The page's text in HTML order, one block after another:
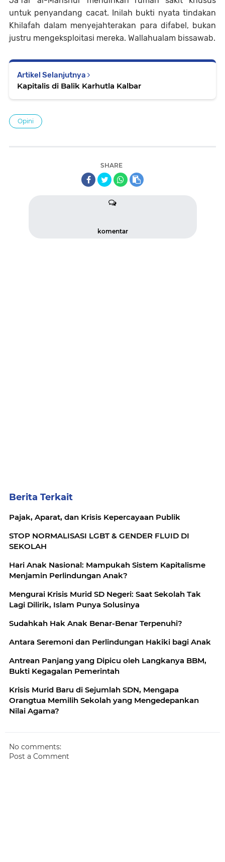
untuk penyandang cacat. Inilah bukti nyata tindakan
Khilafah dalam menyejahterakan para difabel, bukan
justru mengeksploitasi mereka. Wallahualam bissawab.
Artikel Selanjutnya
Kapitalis di Balik Karhutla Kalbar
Opini
SHARE
komentar
Berita Terkait
Pajak, Aparat, dan Krisis Kepercayaan Publik
STOP NORMALISASI LGBT & GENDER FLUID DI
SEKOLAH
Hari Anak Nasional: Mampukah Sistem Kapitalisme
Menjamin Perlindungan Anak?
Mengurai Krisis Murid SD Negeri: Saat Sekolah Tak
Lagi Dilirik, Islam Punya Solusinya
Sudahkah Hak Anak Benar-Benar Terpenuhi?
Antara Seremoni dan Perlindungan Hakiki bagi Anak
Antrean Panjang yang Dipicu oleh Langkanya BBM,
Bukti Kegagalan Pemerintah
Krisis Murid Baru di Sejumlah SDN, Mengapa
Orangtua Memilih Sekolah yang Mengedepankan
Nilai Agama?
No comments:
Post a Comment